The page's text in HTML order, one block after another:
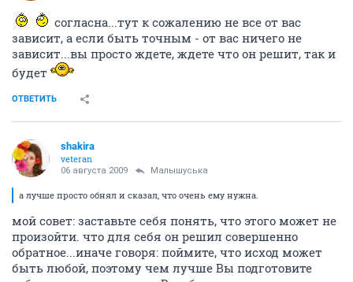
согласна...тут к сожалению не все от вас
зависит, а если быть точным - от вас ничего не
зависит...вы просто ждете, ждете что он решит, так и
будет
ОТВЕТИТЬ
shakira
veteran
06 августа 2009 Малышуська
а лучше просто обнял и сказал, что очень ему нужна.
мой совет: заставьте себя понять, что этого может не
произойти. что для себя он решил совершенно
обратное...иначе говоря: поймите, что исход может
быть любой, поэтому чем лучше Вы подготовите